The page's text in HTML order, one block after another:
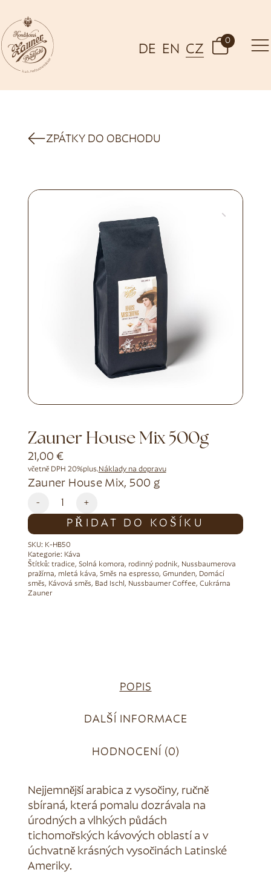
DE EN CZ
0
ZPÁTKY DO OBCHODU
Zauner House Mix 500g
21,00 €
včetně DPH 20%plus.Náklady na dopravu
Zauner House Mix, 500 g
- +
PŘIDAT DO KOŠÍKU
Alternative:
SKU: K-HB50
Kategorie: Káva
Štítků: tradice, Solná komora, rodinný podnik, Nussbaumerova
pražírna, mletá káva, Směs na espresso, Gmunden, Domácí
směs, Kávová směs, Bad Ischl , Nussbaumer Coffee, Cukrárna
Zauner
POPIS
DALŠÍ INFORMACE
HODNOCENÍ (0)
Nejjemnější arabica z vysočiny, ručně
sbíraná, která pomalu dozrávala na
úrodných a vlhkých půdách
tichomořských kávových oblastí a v
úchvatně krásných vysočinách Latinské
Ameriky.